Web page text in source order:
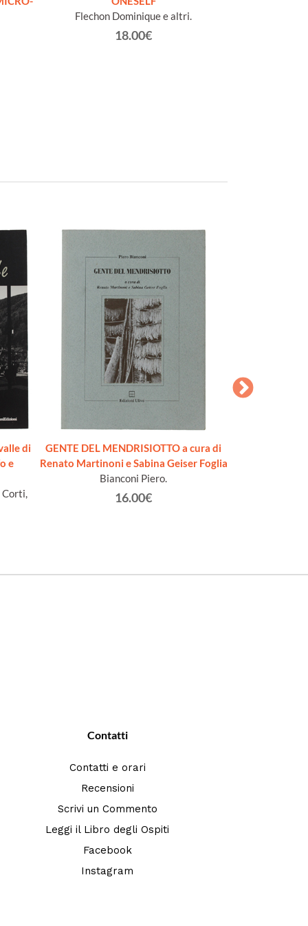
Flechon Dominique e altri.
18.00€
di
e
Corti,
GENTE DEL MENDRISIOTTO a cura di
Renato Martinoni e Sabina Geiser Foglia
Bianconi Piero.
16.00€
Contatti
Contatti e orari
Recensioni
Scrivi un Commento
Leggi il Libro degli Ospiti
Facebook
Instagram